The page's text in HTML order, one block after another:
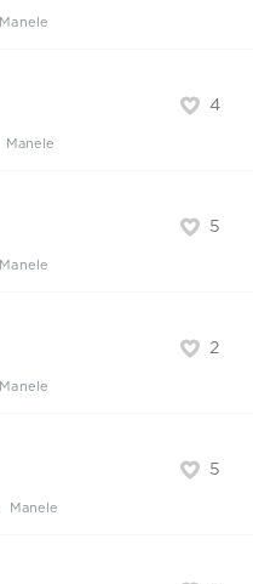
Manele
4
Manele
5
Manele
2
Manele
5
Manele